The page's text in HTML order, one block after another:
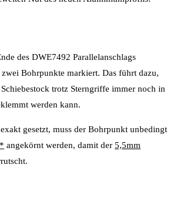
des DWE7492 Parallelanschlags
zwei Bohrpunkte markiert. Das führt dazu,
trotz Sterngriffe immer noch in
werden kann.
gesetzt, muss der Bohrpunkt unbedingt
angekörnt werden, damit der 5,5mm